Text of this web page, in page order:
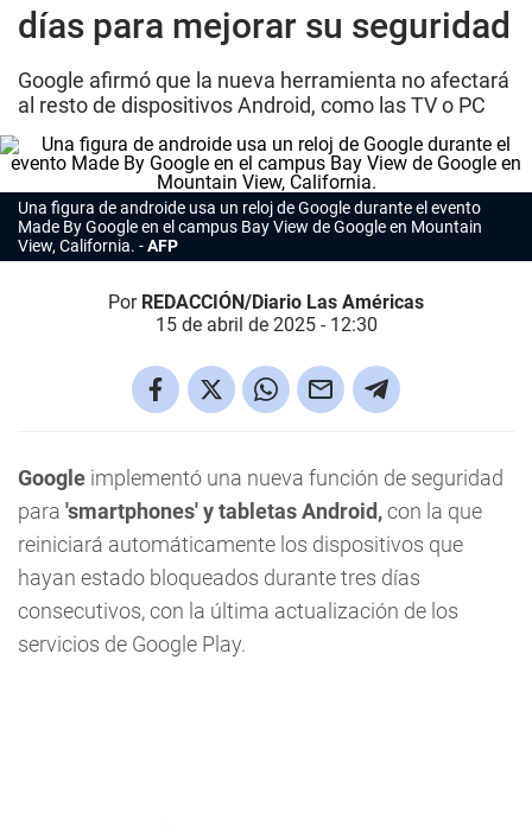
días para mejorar su seguridad
Google afirmó que la nueva herramienta no afectará
al resto de dispositivos Android, como las TV o PC
Una figura de androide usa un reloj de Google durante el evento
Made By Google en el campus Bay View de Google en Mountain
View, California.
AFP
Por REDACCIÓN/Diario Las Américas
15 de abril de 2025 - 12:30
Google implementó una nueva función de seguridad
para 'smartphones' y tabletas Android,con la que
reiniciará automáticamente los dispositivos que
hayan estado bloqueados durante tres días
consecutivos, con la última actualización de los
servicios de Google Play.